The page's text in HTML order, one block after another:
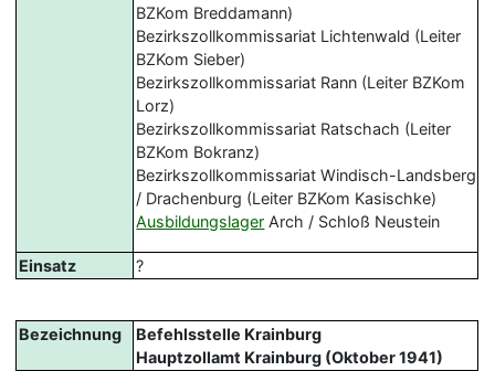
BZKom Breddamann)
Bezirkszollkommissariat Lichtenwald (Leiter
BZKom Sieber)
Bezirkszollkommissariat Rann (Leiter BZKom
Lorz)
Bezirkszollkommissariat Ratschach (Leiter
BZKom Bokranz)
Bezirkszollkommissariat Windisch-Landsberg
/ Drachenburg (Leiter BZKom Kasischke)
Ausbildungslager Arch / Schloß Neustein
Einsatz ?
Bezeichnung
Befehlsstelle Krainburg
Hauptzollamt Krainburg (Oktober 1941)